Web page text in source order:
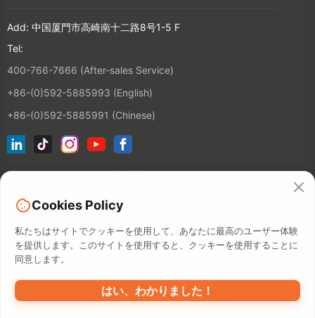
Add: 中国厦門市高崎南十二路8号1-5 F
Tel:
400-766-7666 (After-sales Service)
+86-(0)592-5885993 (English)
+86-(0)592-5885991 (Chinese)
©2026 XIAMEN HANIN CO., LTD.プライバシーポリシー
使用期間
構内地図
Cookies Policy
私たちはサイトでクッキーを使用して、あなたに最高のユーザー体験
を提供します。このサイトを使用すると、クッキーを使用することに
同意します。
はい、わかりました！